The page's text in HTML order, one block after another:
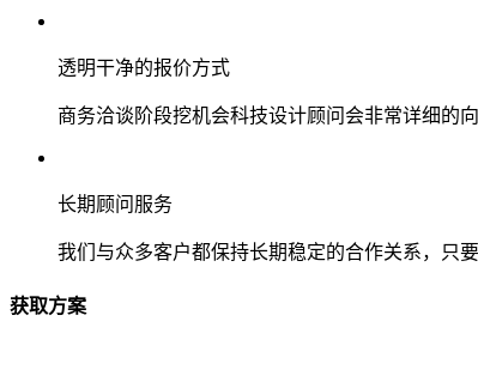
透明干净的报价方式
商务洽谈阶段挖机会科技设计顾问会非常详细的
长期顾问服务
我们与众多客户都保持长期稳定的合作关系，只
获取方案